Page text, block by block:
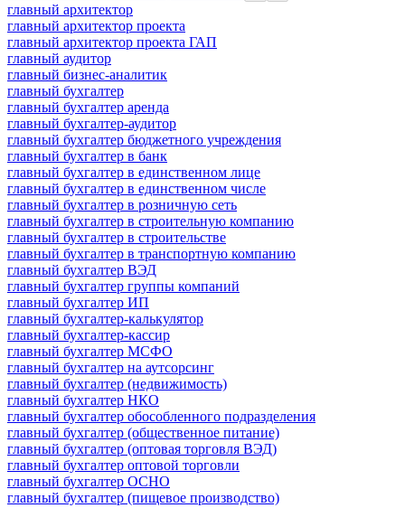
главный архитектор
главный архитектор проекта
главный архитектор проекта ГАП
главный аудитор
главный бизнес-аналитик
главный бухгалтер
главный бухгалтер аренда
главный бухгалтер-аудитор
главный бухгалтер бюджетного учреждения
главный бухгалтер в банк
главный бухгалтер в единственном лице
главный бухгалтер в единственном числе
главный бухгалтер в розничную сеть
главный бухгалтер в строительную компанию
главный бухгалтер в строительстве
главный бухгалтер в транспортную компанию
главный бухгалтер ВЭД
главный бухгалтер группы компаний
главный бухгалтер ИП
главный бухгалтер-калькулятор
главный бухгалтер-кассир
главный бухгалтер МСФО
главный бухгалтер на аутсорсинг
главный бухгалтер (недвижимость)
главный бухгалтер НКО
главный бухгалтер обособленного подразделения
главный бухгалтер (общественное питание)
главный бухгалтер (оптовая торговля ВЭД)
главный бухгалтер оптовой торговли
главный бухгалтер ОСНО
главный бухгалтер (пищевое производство)